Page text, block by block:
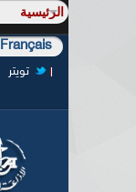
Français
تويتر